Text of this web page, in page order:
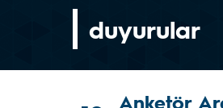
duyurular
Anketör